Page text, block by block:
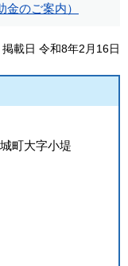
金のご案内）
掲載日 令和8年2月16日
町大字小堤